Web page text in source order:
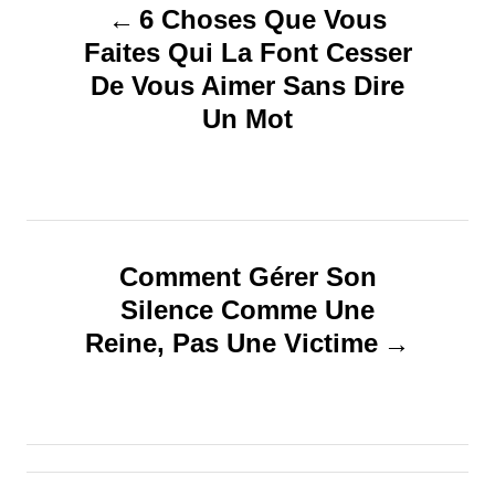
n
6 Choses Que Vous
Faites Qui La Font Cesser
De Vous Aimer Sans Dire
Un Mot
Comment Gérer Son
Silence Comme Une
Reine, Pas Une Victime